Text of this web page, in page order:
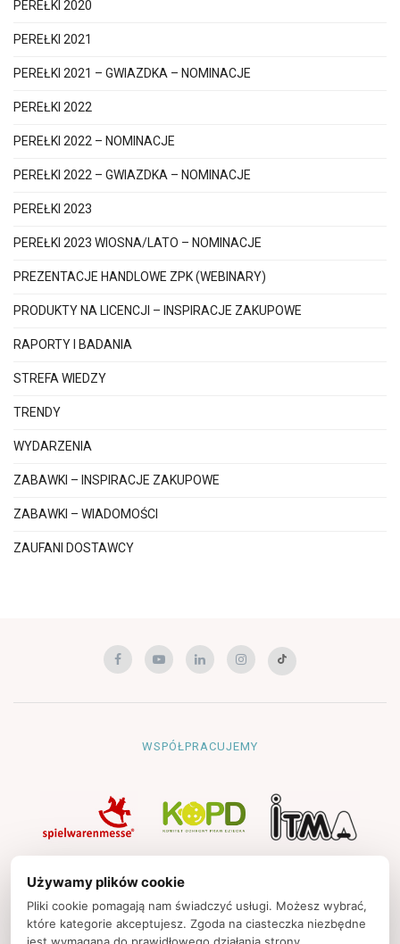
PEREŁKI 2020
PEREŁKI 2021
PEREŁKI 2021 – GWIAZDKA – NOMINACJE
PEREŁKI 2022
PEREŁKI 2022 – NOMINACJE
PEREŁKI 2022 – GWIAZDKA – NOMINACJE
PEREŁKI 2023
PEREŁKI 2023 WIOSNA/LATO – NOMINACJE
PREZENTACJE HANDLOWE ZPK (WEBINARY)
PRODUKTY NA LICENCJI – INSPIRACJE ZAKUPOWE
RAPORTY I BADANIA
STREFA WIEDZY
TRENDY
WYDARZENIA
ZABAWKI – INSPIRACJE ZAKUPOWE
ZABAWKI – WIADOMOŚCI
ZAUFANI DOSTAWCY
WSPÓŁPRACUJEMY
Strona główna
Polityka prywatności
Używamy plików cookie
Pliki cookie pomagają nam świadczyć usługi. Możesz wybrać,
które kategorie akceptujesz. Zgoda na ciasteczka niezbędne